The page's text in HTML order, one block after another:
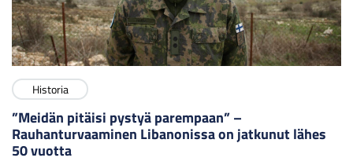
Historia
”Meidän pitäisi pystyä parempaan” –
Rauhanturvaaminen Libanonissa on jatkunut lähes
50 vuotta